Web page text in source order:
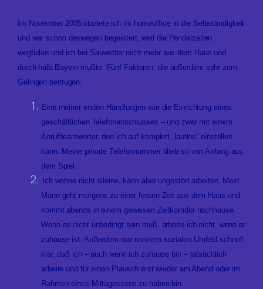
Im November 2005 startete ich im homeoffice in die Selbständigkeit
und war schon deswegen begeistert, weil die Pendelzeiten
wegfielen und ich bei Sauwetter nicht mehr aus dem Haus und
durch halb Bayern mußte. Fünf Faktoren, die außerdem sehr zum
Gelingen beitrugen:
Eine meiner ersten Handlungen war die Einrichtung eines
geschäftlichen Telefonanschlusses – und zwar mit einem
Anrufbeantworter, den ich auf komplett „lautlos“ einstellen
kann. Meine private Telefonnummer blieb so von Anfang aus
dem Spiel.
Ich wohne nicht alleine, kann aber ungestört arbeiten. Mein
Mann geht morgens zu einer festen Zeit aus dem Haus und
kommt abends in einem gewissen Zeitkorridor nachhause.
Wenn es nicht unbedingt sein muß, arbeite ich nicht, wenn er
zuhause ist. Außerdem war meinem sozialen Umfeld schnell
klar, daß ich – auch wenn ich zuhause bin – tatsächlich
arbeite und für einen Plausch erst wieder am Abend oder im
Rahmen eines Mittagessens zu haben bin.